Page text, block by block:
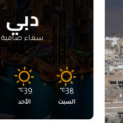
دبي
سماء صافية
38
℃
السبت
39
℃
الأحد